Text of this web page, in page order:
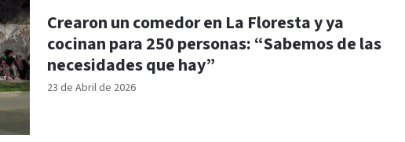
23 de Abril de 2026
Crearon un comedor en La Floresta y ya
cocinan para 250 personas: “Sabemos de las
necesidades que hay”